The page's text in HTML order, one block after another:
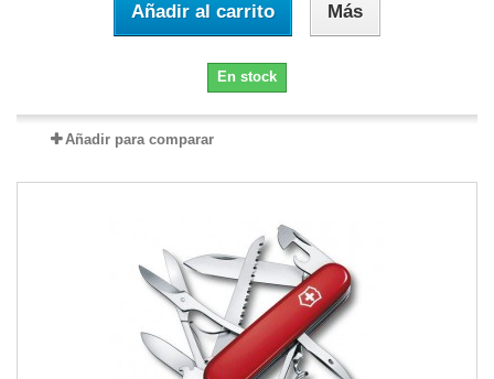
Añadir al carrito Más
En stock
Añadir para comparar